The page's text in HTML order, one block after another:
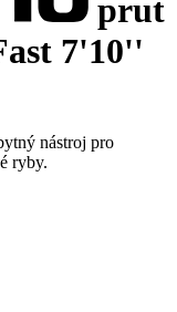
prut
7'10''
nástroj pro
ryby.